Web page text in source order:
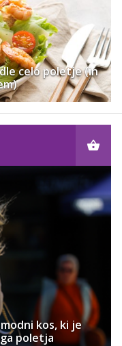
celo poletje (in
kos, ki je
poletja